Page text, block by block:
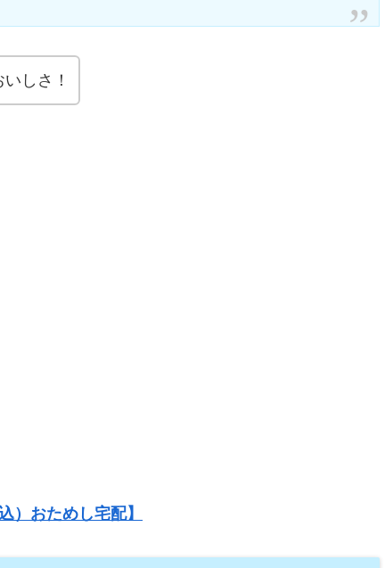
しさ！
）おためし宅配】